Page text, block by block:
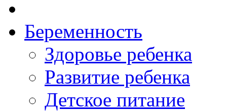
Беременность
Здоровье ребенка
Развитие ребенка
Детское питание